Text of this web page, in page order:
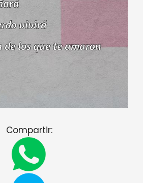
Compartir: